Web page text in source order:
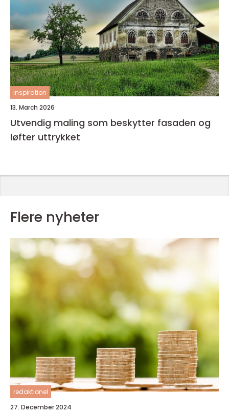
inspiration
13. March 2026
Utvendig maling som beskytter fasaden og
løfter uttrykket
Flere nyheter
redaktionel
27. December 2024